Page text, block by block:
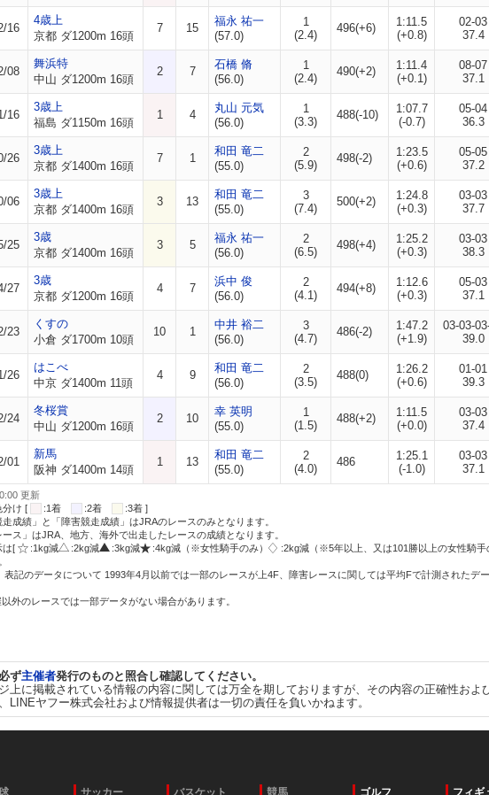
16
4歳上
京都 ダ1200m 16頭
7 15
福永 祐一
(57.0)
1
(2.4)
496(+6)
1:11.5
(+0.8)
02-03
37.4
08
舞浜特
中山 ダ1200m 16頭
2 7
石橋 脩
(56.0)
1
(2.4)
490(+2)
1:11.4
(+0.1)
08-07
37.1
16
3歳上
福島 ダ1150m 16頭
1 4
丸山 元気
(56.0)
1
(3.3)
488(-10)
1:07.7
(-0.7)
05-04
36.3
26
3歳上
京都 ダ1400m 16頭
7 1
和田 竜二
(55.0)
2
(5.9)
498(-2)
1:23.5
(+0.6)
05-05
37.2
06
3歳上
京都 ダ1400m 16頭
3 13
和田 竜二
(55.0)
3
(7.4)
500(+2)
1:24.8
(+0.3)
03-03
37.7
25
3歳
京都 ダ1400m 16頭
3 5
福永 祐一
(56.0)
2
(6.5)
498(+4)
1:25.2
(+0.3)
03-03
38.3
27
3歳
京都 ダ1200m 16頭
4 7
浜中 俊
(56.0)
2
(4.1)
494(+8)
1:12.6
(+0.3)
05-03
37.1
23
くすの
小倉 ダ1700m 10頭
10 1
中井 裕二
(56.0)
3
(4.7)
486(-2)
1:47.2
(+1.9)
03-03-
39.0
26
はこべ
中京 ダ1400m 11頭
4 9
和田 竜二
(56.0)
2
(3.5)
488(0)
1:26.2
(+0.6)
01-01
39.3
24
冬桜賞
中山 ダ1200m 16頭
2 10
幸 英明
(55.0)
1
(1.5)
488(+2)
1:11.5
(+0.0)
03-03
37.4
01
新馬
阪神 ダ1400m 14頭
1 13
和田 竜二
(55.0)
2
(4.0)
486
1:25.1
(-1.0)
03-03
37.1
更新
け [
:1着 :2着
:3着 ]
成績」と「障害競走成績」はJRAのレースのみとなります。
ス」はJRA、地方、海外で出走したレースの成績となります。
は[
:1kg減 :2kg減 :3kg減 :4kg減（※女性騎手のみ）
:2kg減（※5年以上、又は101勝以上の女性騎手
記のデータについて 1993年4月以前では一部のレースが上4F、障害レースに関しては平均Fで計測されたデ
外のレースでは一部データがない場合があります。
ず主催者発行のものと照合し確認してください。
上に掲載されている情報の内容に関しては万全を期しておりますが、その内容の正確性お
LINEヤフー株式会社および情報提供者は一切の責任を負いかねます。
サッカー バスケット 競馬 ゴルフ フィギ